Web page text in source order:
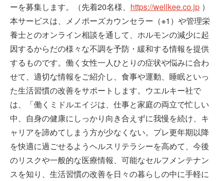
ーを募集します。（先着20名様、 https://wellkee.co.jp ）
本サービスは、メノポーズカウンセラー（※1）や管理栄
養⼠とのオンライン相談を通して、ホルモンの減少に起
因するからだの様々な不調を予防・緩和する情報を提供
するものです。働く女性一人ひとりの症状や悩みに合わ
せて、適切な情報をご紹介し、⾷事や運動、睡眠といっ
た生活習慣の改善をサポートします。ウエルキー社で
は、「働くミドルエイジは、仕事と家庭の両立で忙しい
中、自身の健康にしっかり向き合えずに我慢を続け、キ
ャリアを諦めてしまう方が少なくない。プレ更年期以降
を快適に過ごせるようヘルスリテラシーを高めて、今後
のリスクや一般的な医療情報、可能なセルフメンテナン
スを知り、生活習慣の改善を日々の暮らしの中に手軽に